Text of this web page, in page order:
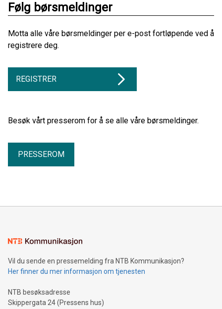
Følg børsmeldinger
Motta alle våre børsmeldinger per e-post fortløpende ved å
registrere deg.
REGISTRER
Besøk vårt presserom for å se alle våre børsmeldinger.
PRESSEROM
Vil du sende en pressemelding fra NTB Kommunikasjon?
Her finner du mer informasjon om tjenesten
NTB besøksadresse
Skippergata 24 (Pressens hus)